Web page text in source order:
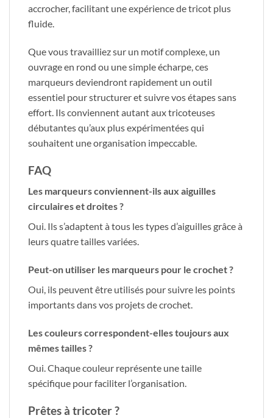
accrocher, facilitant une expérience de tricot plus
fluide.
Que vous travailliez sur un motif complexe, un
ouvrage en rond ou une simple écharpe, ces
marqueurs deviendront rapidement un outil
essentiel pour structurer et suivre vos étapes sans
effort. Ils conviennent autant aux tricoteuses
débutantes qu’aux plus expérimentées qui
souhaitent une organisation impeccable.
FAQ
Les marqueurs conviennent-ils aux aiguilles
circulaires et droites ?
Oui. Ils s’adaptent à tous les types d’aiguilles grâce à
leurs quatre tailles variées.
Peut-on utiliser les marqueurs pour le crochet ?
Oui, ils peuvent être utilisés pour suivre les points
importants dans vos projets de crochet.
Les couleurs correspondent-elles toujours aux
mêmes tailles ?
Oui. Chaque couleur représente une taille
spécifique pour faciliter l’organisation.
Prêtes à tricoter ?